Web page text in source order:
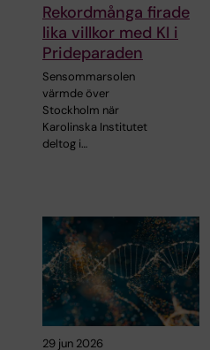
Rekordmånga firade
lika villkor med KI i
Prideparaden
Sensommarsolen
värmde över
Stockholm när
Karolinska Institutet
deltog i…
29 jun 2026